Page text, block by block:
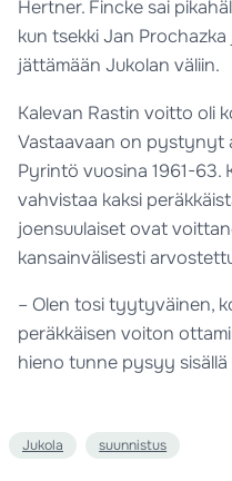
Hertner. Fincke sai
kun tsekki Jan
jättämään Jukolan väliin.
Kalevan Rastin voitto oli
Vastaavaan on pystynyt
Pyrintö vuosina 1961-63.
vahvistaa kaksi
joensuulaiset ovat
kansainvälisesti
– Olen tosi tyytyväinen,
peräkkäisen voiton
hieno tunne pysyy
Jukola suunnistus